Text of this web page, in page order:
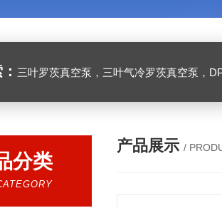
三叶罗茨真空泵，三叶气冷罗茨真空泵，
分类
产品展示 /